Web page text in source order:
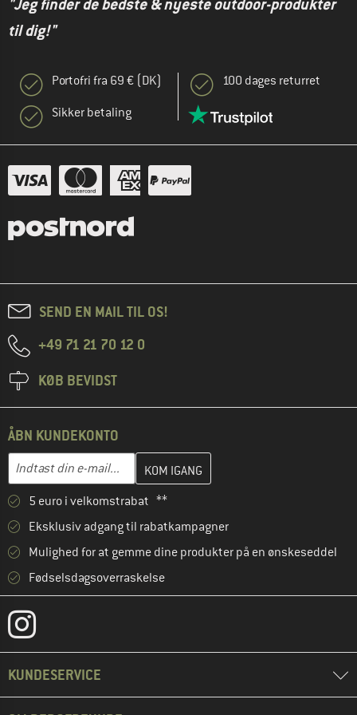
"Jeg finder de bedste & nyeste outdoor-produkter
til dig!"
Portofri fra 69 € (DK)
Sikker betaling
100 dages returret
SEND EN MAIL TIL OS!
+49 71 21 70 12 0
KØB BEVIDST
ÅBN KUNDEKONTO
E-mail-adresse
Indtast din e-mailadresse her, og opret i næste trin din
5 euro i velkomstrabat **
Eksklusiv adgang til rabatkampagner
Mulighed for at gemme dine produkter på en ønskeseddel
Fødselsdagsoverraskelse
KUNDESERVICE